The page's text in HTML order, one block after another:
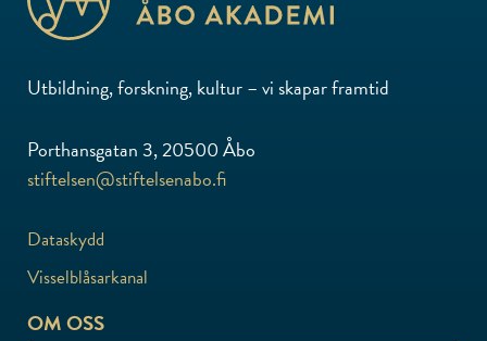
Utbildning, forskning, kultur – vi skapar framtid
Porthansgatan 3, 20500 Åbo
stiftelsen@stiftelsenabo.fi
Dataskydd
Visselblåsarkanal
OM OSS